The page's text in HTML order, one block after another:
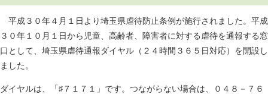
平成３０年４月１日より埼玉県虐待防止条例が施行されました。平成
３０年１０月１日から児童、高齢者、障害者に対する虐待を通報する窓
口として、埼玉県虐待通報ダイヤル（２４時間３６５日対応）を開設し
ました。
ダイヤルは、「♯７１７１」です。つながらない場合は、０４８－７６